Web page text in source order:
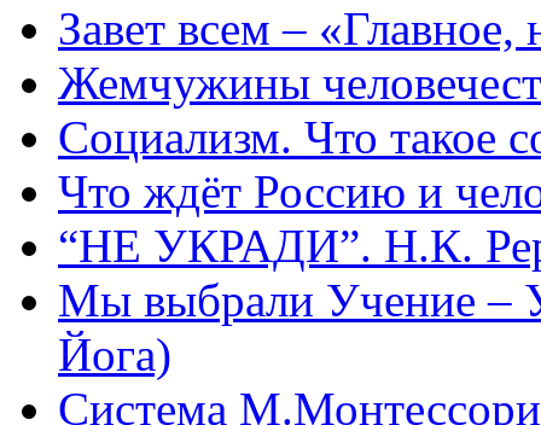
Завет всем –
Жемчужины
Социализм. Что такое
Что ждёт Россию и
“НЕ УКРАДИ”. Н.К.
Мы выбрали Учение –
Йога)
Система М.Монтессори